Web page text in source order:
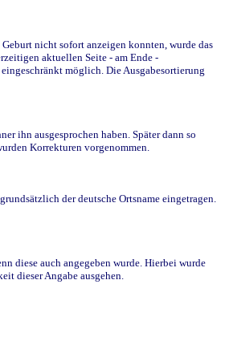
nicht sofort anzeigen konnten, wurde das
aktuellen Seite - am Ende -
möglich. Die Ausgabesortierung
ihn ausgesprochen haben. Später dann so
Korrekturen vorgenommen.
der deutsche Ortsname eingetragen.
diese auch angegeben wurde. Hierbei wurde
dieser Angabe ausgehen.